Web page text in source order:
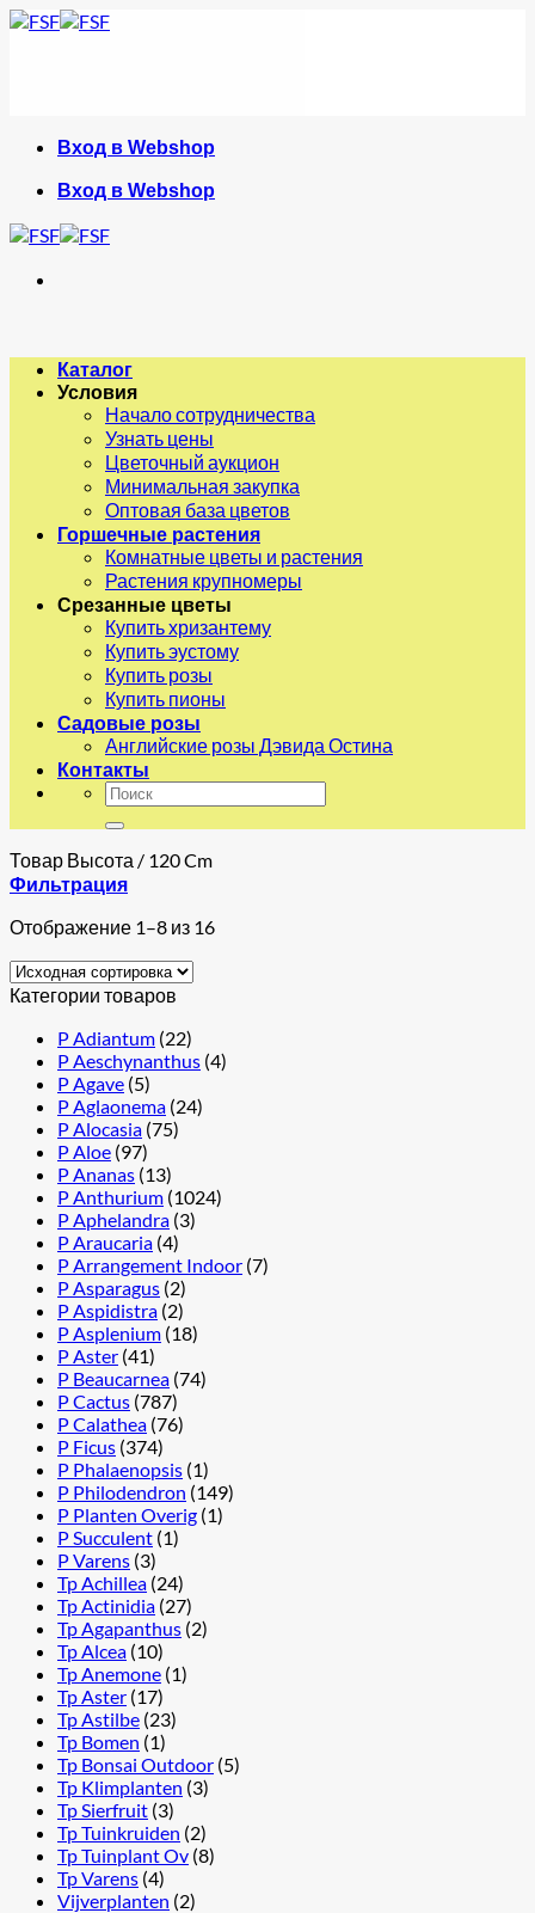
Skip
Вход в Webshop
Вход в Webshop
Каталог
Условия
Начало сотрудничества
Узнать цены
Цветочный аукцион
Минимальная закупка
Оптовая база цветов
Горшечные растения
Комнатные цветы и растения
Растения крупномеры
Срезанные цветы
Купить хризантему
Купить эустому
Купить розы
Купить пионы
Садовые розы
Английские розы Дэвида Остина
Контакты
Искать:
Товар Высота / 120 Cm
Фильтрация
Отображение 1–8 из 16
Категории товаров
P Adiantum (22)
P Aeschynanthus (4)
P Agave (5)
P Aglaonema (24)
P Alocasia (75)
P Aloe (97)
P Ananas (13)
P Anthurium (1024)
P Aphelandra (3)
P Araucaria (4)
P Arrangement Indoor (7)
P Asparagus (2)
P Aspidistra (2)
P Asplenium (18)
P Aster (41)
P Beaucarnea (74)
P Cactus (787)
P Calathea (76)
P Ficus (374)
P Phalaenopsis (1)
P Philodendron (149)
P Planten Overig (1)
P Succulent (1)
P Varens (3)
Tp Achillea (24)
Tp Actinidia (27)
Tp Agapanthus (2)
Tp Alcea (10)
Tp Anemone (1)
Tp Aster (17)
Tp Astilbe (23)
Tp Bomen (1)
Tp Bonsai Outdoor (5)
Tp Klimplanten (3)
Tp Sierfruit (3)
Tp Tuinkruiden (2)
Tp Tuinplant Ov (8)
Tp Varens (4)
Vijverplanten (2)